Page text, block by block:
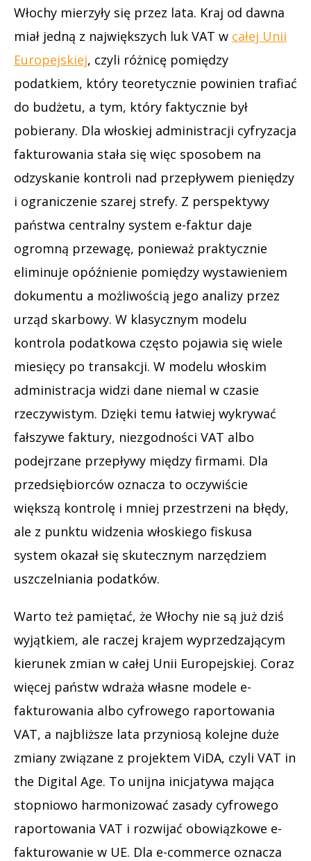
Włochy mierzyły się przez lata. Kraj od dawna
miał jedną z największych luk VAT w całej Unii
Europejskiej, czyli różnicę pomiędzy
podatkiem, który teoretycznie powinien trafiać
do budżetu, a tym, który faktycznie był
pobierany. Dla włoskiej administracji cyfryzacja
fakturowania stała się więc sposobem na
odzyskanie kontroli nad przepływem pieniędzy
i ograniczenie szarej strefy. Z perspektywy
państwa centralny system e-faktur daje
ogromną przewagę, ponieważ praktycznie
eliminuje opóźnienie pomiędzy wystawieniem
dokumentu a możliwością jego analizy przez
urząd skarbowy. W klasycznym modelu
kontrola podatkowa często pojawia się wiele
miesięcy po transakcji. W modelu włoskim
administracja widzi dane niemal w czasie
rzeczywistym. Dzięki temu łatwiej wykrywać
fałszywe faktury, niezgodności VAT albo
podejrzane przepływy między firmami. Dla
przedsiębiorców oznacza to oczywiście
większą kontrolę i mniej przestrzeni na błędy,
ale z punktu widzenia włoskiego fiskusa
system okazał się skutecznym narzędziem
uszczelniania podatków.
Warto też pamiętać, że Włochy nie są już dziś
wyjątkiem, ale raczej krajem wyprzedzającym
kierunek zmian w całej Unii Europejskiej. Coraz
więcej państw wdraża własne modele e-
fakturowania albo cyfrowego raportowania
VAT, a najbliższe lata przyniosą kolejne duże
zmiany związane z projektem ViDA, czyli VAT in
the Digital Age. To unijna inicjatywa mająca
stopniowo harmonizować zasady cyfrowego
raportowania VAT i rozwijać obowiązkowe e-
fakturowanie w UE. Dla e-commerce oznacza